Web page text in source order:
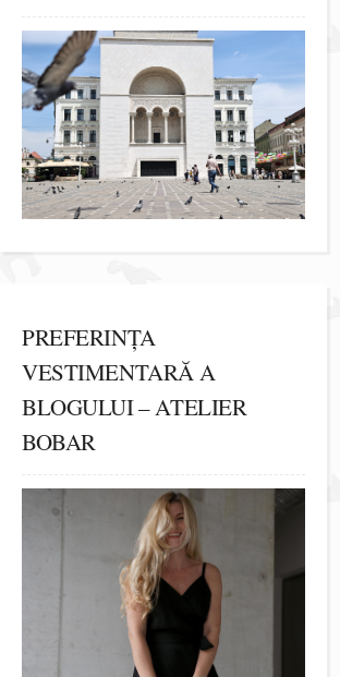
PREFERINȚA
VESTIMENTARĂ A
BLOGULUI – ATELIER
BOBAR